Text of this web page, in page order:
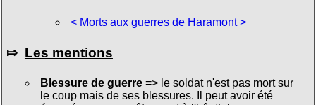
< Morts aux guerres de Haramont >
⤇ Les mentions
Blessure de guerre=> le soldat n'est pas mort sur
le coup mais de ses blessures. Il peut avoir été